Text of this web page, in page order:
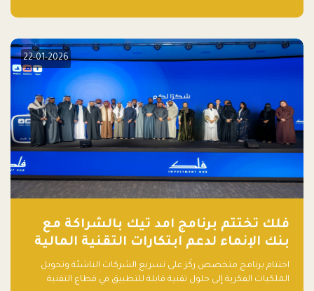
elevate your startup! Follow us @FalakHub
22-01-2026
فلك تختتم برنامج امد تيك بالشراكة مع
بنك الإنماء لدعم ابتكارات التقنية المالية
اختتام برنامج متخصص ركّز على تسريع الشركات الناشئة وتحويل
الملكيات الفكرية إلى حلول تقنية قابلة للتطبيق في قطاع التقنية